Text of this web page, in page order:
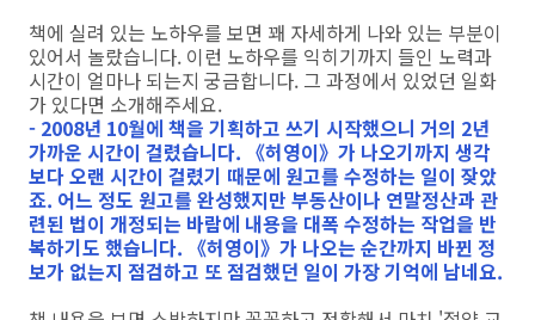
책에 실려 있는 노하우를 보면 꽤 자세하게 나와 있는 부분이
있어서 놀랐습니다. 이런 노하우를 익히기까지 들인 노력과
시간이 얼마나 되는지 궁금합니다. 그 과정에서 있었던 일화
가 있다면 소개해주세요.
- 2008년 10월에 책을 기획하고 쓰기 시작했으니 거의 2년
가까운 시간이 걸렸습니다. 《허영이》가 나오기까지 생각
보다 오랜 시간이 걸렸기 때문에 원고를 수정하는 일이 잦았
죠. 어느 정도 원고를 완성했지만 부동산이나 연말정산과 관
련된 법이 개정되는 바람에 내용을 대폭 수정하는 작업을 반
복하기도 했습니다. 《허영이》가 나오는 순간까지 바뀐 정
보가 없는지 점검하고 또 점검했던 일이 가장 기억에 남네요.